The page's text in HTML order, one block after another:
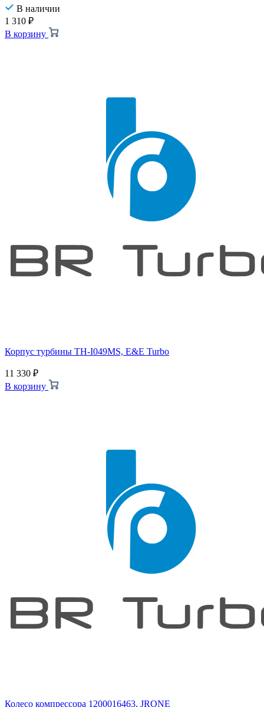
В наличии
1 310 ₽
В корзину
Корпус турбины TH-I049MS, E&E Turbo
11 330 ₽
В корзину
Колесо компрессора 1200016463, JRONE